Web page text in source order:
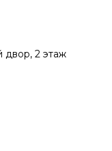
двор, 2 этаж